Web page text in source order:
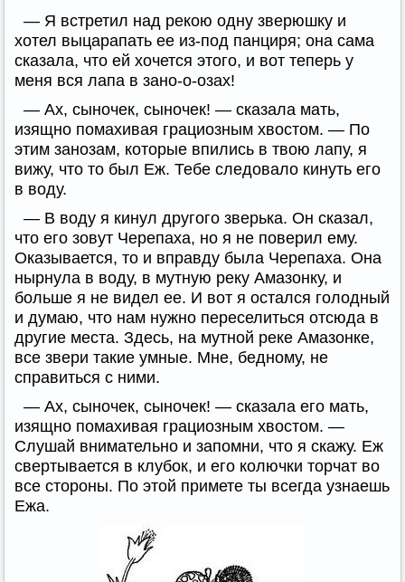
— Я встретил над рекою одну зверюшку и
хотел выцарапать ее из-под панциря; она сама
сказала, что ей хочется этого, и вот теперь у
меня вся лапа в зано-о-озах!
— Ах, сыночек, сыночек! — сказала мать,
изящно помахивая грациозным хвостом. — По
этим занозам, которые впились в твою лапу, я
вижу, что то был Еж. Тебе следовало кинуть его
в воду.
— В воду я кинул другого зверька. Он сказал,
что его зовут Черепаха, но я не поверил ему.
Оказывается, то и вправду была Черепаха. Она
нырнула в воду, в мутную реку Амазонку, и
больше я не видел ее. И вот я остался голодный
и думаю, что нам нужно переселиться отсюда в
другие места. Здесь, на мутной реке Амазонке,
все звери такие умные. Мне, бедному, не
справиться с ними.
— Ах, сыночек, сыночек! — сказала его мать,
изящно помахивая грациозным хвостом. —
Слушай внимательно и запомни, что я скажу. Еж
свертывается в клубок, и его колючки торчат во
все стороны. По этой примете ты всегда узнаешь
Ежа.